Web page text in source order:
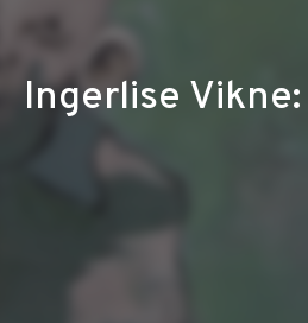
Ingerlise